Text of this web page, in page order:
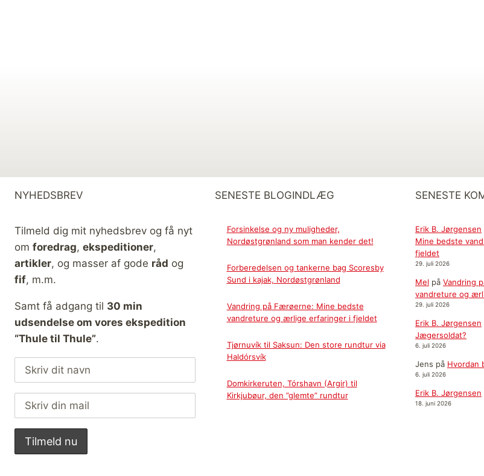
NYHEDSBREV
Tilmeld dig mit nyhedsbrev og få nyt
om foredrag, ekspeditioner,
artikler, og masser af gode råd og
fif, m.m.
Samt få adgang til 30 min
udsendelse om vores ekspedition
“Thule til Thule”.
SENESTE BLOGINDLÆG
Forsinkelse og ny muligheder,
Nordøstgrønland som man kender det!
Forberedelsen og tankerne bag Scoresby
Sund i kajak, Nordøstgrønland
Vandring på Færøerne: Mine bedste
vandreture og ærlige erfaringer i fjeldet
Tjørnuvík til Saksun: Den store rundtur via
Haldórsvík
Domkirkeruten, Tórshavn (Argir) til
Kirkjubøur, den ”glemte” rundtur
SENESTE
Erik B. Jørgensen
Mine bedste
fjeldet
29. juli 2026
Mel på Vandring
vandreture og
29. juli 2026
Erik B. Jørgensen
Jægersoldat?
6. juli 2026
Jens på Hvordan
6. juli 2026
Erik B. Jørgensen
18. juni 2026